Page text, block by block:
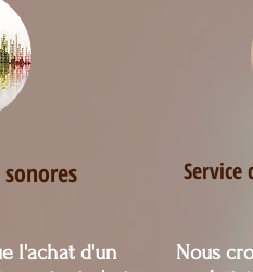
unique et personnalisé.
en guzheng travailleront
et vos préférences, et pour
ou le Guqin parfait qui
sonores
l'achat d'un
Service
Nous